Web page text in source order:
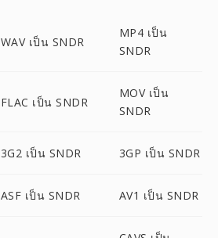
WAV เป็น SNDR
MP4 เป็น
SNDR
FLAC เป็น SNDR
MOV เป็น
SNDR
3G2 เป็น SNDR 3GP เป็น SNDR
ASF เป็น SNDR AV1 เป็น SNDR